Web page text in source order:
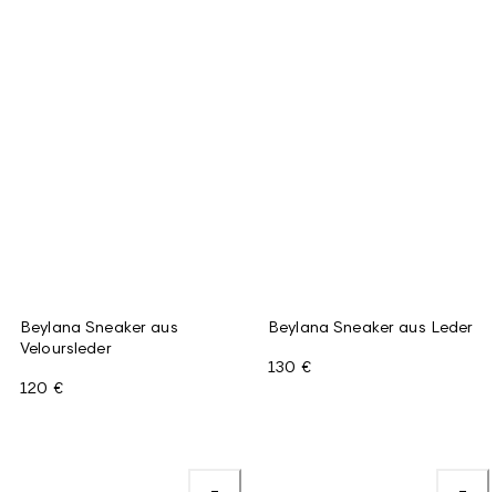
Beylana Sneaker aus
Veloursleder
120 €
Beylana Sneaker aus Leder
130 €